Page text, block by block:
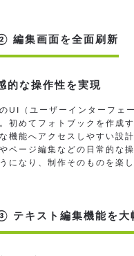
編集画面を全面刷新
的な操作性を実現
UI（ユーザーインターフェ
初めてフォトブックを作成
機能へアクセスしやすい設
ページ編集などの日常的な
になり、制作そのものを楽
テキスト編集機能を大